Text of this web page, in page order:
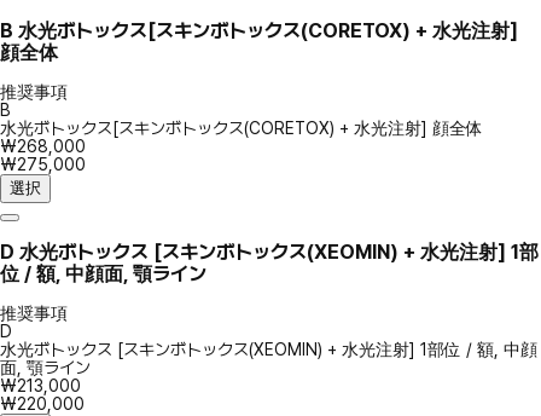
B 水光ボトックス[スキンボトックス(CORETOX) + 水光注射]
顔全体
推奨事項
B
水光ボトックス[スキンボトックス(CORETOX) + 水光注射] 顔全体
₩268,000
₩275,000
選択
D 水光ボトックス [スキンボトックス(XEOMIN) + 水光注射] 1部
位 / 額, 中顔面, 顎ライン
推奨事項
D
水光ボトックス [スキンボトックス(XEOMIN) + 水光注射] 1部位 / 額, 中顔
面, 顎ライン
₩213,000
₩220,000